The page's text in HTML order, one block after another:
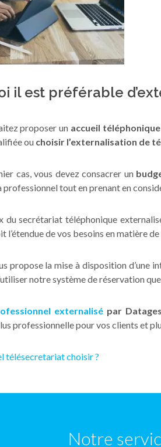
il est préférable
proposer un accueil téléphonique
ou choisir l’externalisation de
cas, vous devez consacrer un
professionnel tout en prenant en
du secrétariat téléphonique
l’étendue de vos besoins en matière
propose la mise à disposition d’une
notre système de réservation
externalisé par
professionnelle pour vos clients et
télésecretariat choisir ?
Notre